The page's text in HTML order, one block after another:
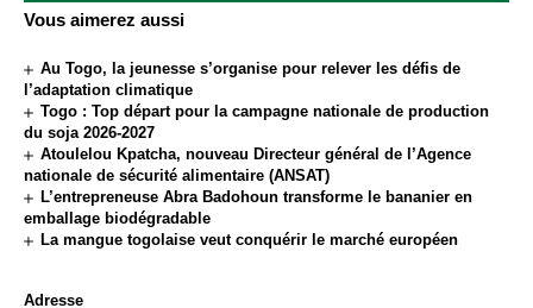
Vous aimerez aussi
Au Togo, la jeunesse s’organise pour relever les défis de
l’adaptation climatique
Togo : Top départ pour la campagne nationale de production
du soja 2026-2027
Atoulelou Kpatcha, nouveau Directeur général de l’Agence
nationale de sécurité alimentaire (ANSAT)
L’entrepreneuse Abra Badohoun transforme le bananier en
emballage biodégradable
La mangue togolaise veut conquérir le marché européen
Adresse